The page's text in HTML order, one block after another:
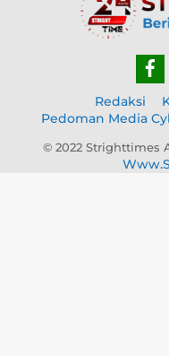
Redaksi
Pedoman Media
© 2022 Strighttimes